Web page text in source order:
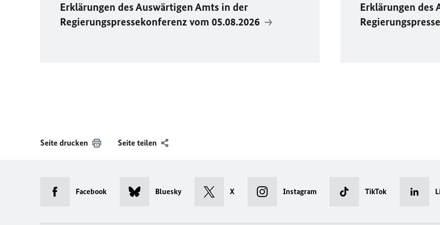
Erklärungen des Auswärtigen Amts in der
Regierungspressekonferenz vom 05.08.2026
Erklärungen des
Seite drucken Seite teilen
Facebook Bluesky X Instagram TikTok